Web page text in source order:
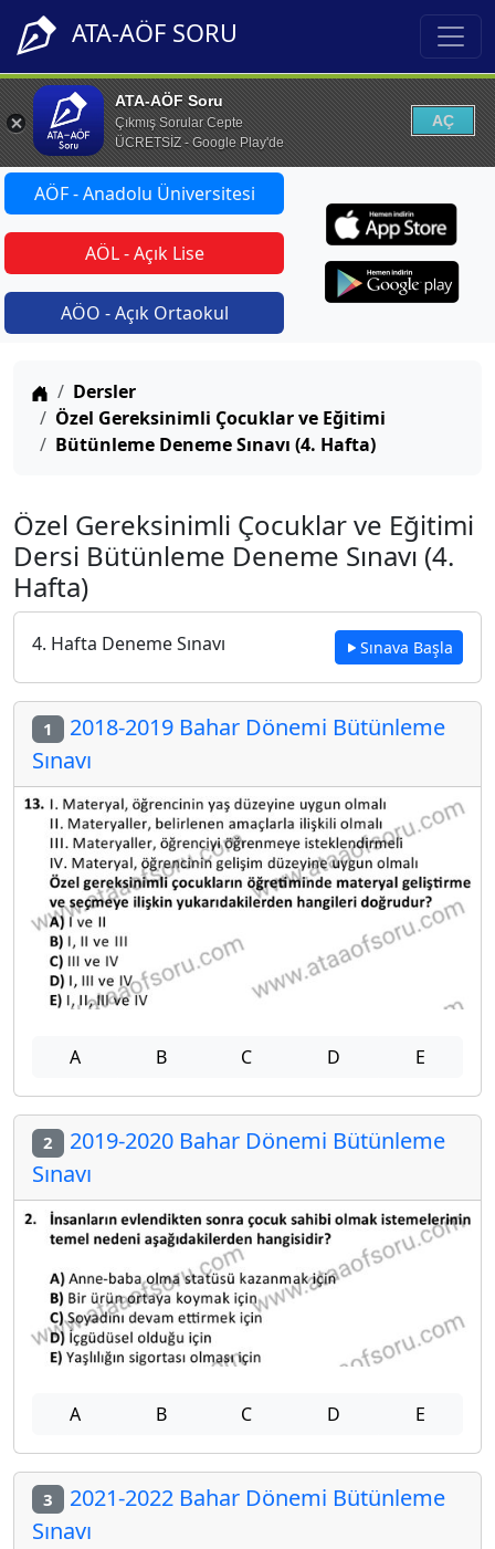
ATA-AÖF SORU
ATA-AÖF Soru
Çıkmış Sorular Cepte
ÜCRETSİZ - Google Play'de
AÇ
AÖF - Anadolu Üniversitesi
AÖL - Açık Lise
AÖO - Açık Ortaokul
Anasayfa
Dersler
Özel Gereksinimli Çocuklar ve Eğitimi
Bütünleme Deneme Sınavı (4. Hafta)
Özel Gereksinimli Çocuklar ve Eğitimi
Dersi Bütünleme Deneme Sınavı (4.
Hafta)
4. Hafta Deneme Sınavı Sınava Başla
1 2018-2019 Bahar Dönemi Bütünleme
Sınavı
A B C D E
2 2019-2020 Bahar Dönemi Bütünleme
Sınavı
A B C D E
3 2021-2022 Bahar Dönemi Bütünleme
Sınavı